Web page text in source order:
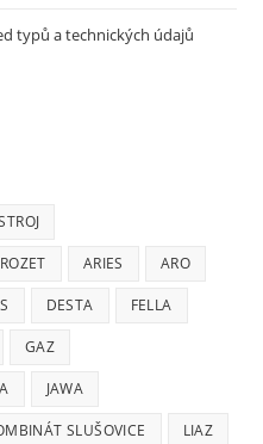
typů a technických údajů
ARIES ARO
DESTA FELLA
GAZ
JAWA
SLUŠOVICE LIAZ